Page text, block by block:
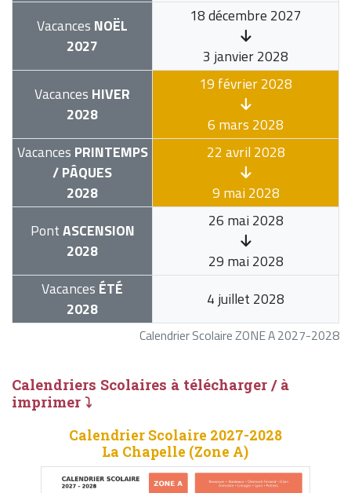
Calendrier Scolaire ZONE A 2027-2028
Vacances NOËL
2027
18 décembre 2027
3 janvier 2028
Vacances HIVER
2028
19 février 2028
6 mars 2028
Vacances PRINTEMPS
/ PÂQUES
2028
22 avril 2028
9 mai 2028
PontASCENSION
2028
26 mai 2028
29 mai 2028
Vacances ÉTÉ
2028
4 juillet 2028
Calendriers Scolaires à télécharger / à
imprimer ⤵
Calendrier Scolaire 2027-2028
La Chapelle (Zone A)